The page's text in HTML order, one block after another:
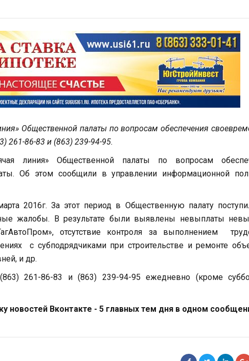
Общественной палаты по вопросам обеспечения
261-86-83 и (863) 239-94-95.
линия» Общественной палаты по вопросам
Об этом сообщили в управлении информационной
2016г. За этот период в Общественную палату
жалобы. В результате были выявлены невыплаты
отсутствие контроля за выполнением
с субподрядчиками при строительстве и ремонте
и др.
261-86-83 и (863) 239-94-95 ежедневно (кроме
новостей Вконтакте - 5 главных тем дня в одном